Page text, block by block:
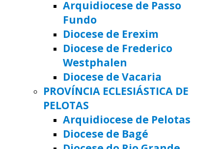
Arquidiocese de Passo
Fundo
Diocese de Erexim
Diocese de Frederico
Westphalen
Diocese de Vacaria
PROVÍNCIA ECLESIÁSTICA DE
PELOTAS
Arquidiocese de Pelotas
Diocese de Bagé